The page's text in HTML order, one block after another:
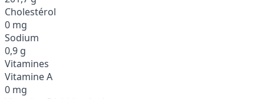
Cholestérol
0 mg
Sodium
0,9 g
Vitamines
Vitamine A
0 mg